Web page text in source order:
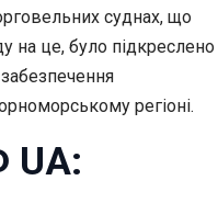
суднах, що
на це, було підкреслено
регіоні.
UA: